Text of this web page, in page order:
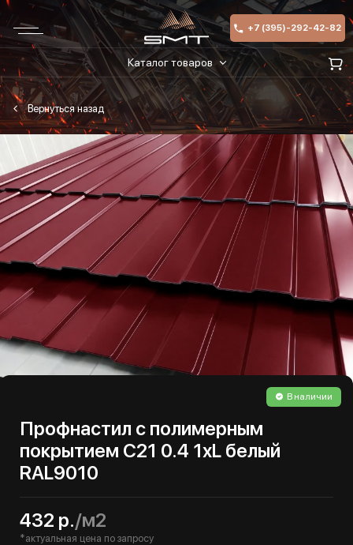
+7 (395)-292-42-82
Каталог товаров
В наличии
Профнастил с полимерным
покрытием С21 0.4 1хL белый
RAL9010
432 р./м2
*актуальная цена по запросу